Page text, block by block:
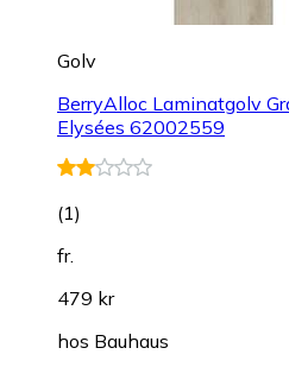
Golv
BerryAlloc Laminatgolv
Elysées 62002559
(1)
fr.
479 kr
hos Bauhaus